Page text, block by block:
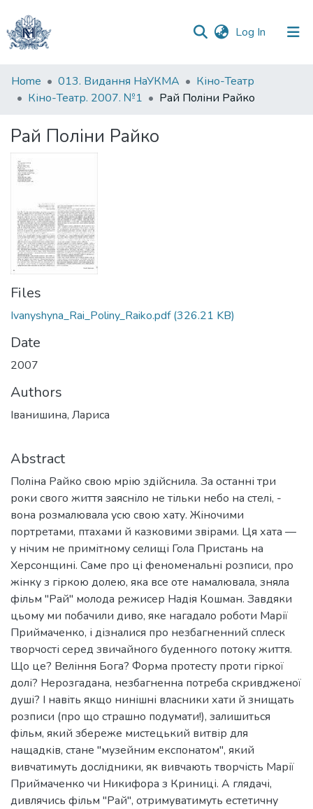
Log In (current)
Communities
&
All of DSpace
Statistics
Home 013. Видання НаУКМА
Кіно-Театр
Кіно-Театр. 2007. №1
Рай Поліни Райко
Рай Поліни Райко
Files
Ivanyshyna_Rai_Poliny_Raiko.pdf(326.21 KB)
Date
2007
Authors
Іванишина, Лариса
Abstract
Поліна Райко свою мрію здійснила. За останні три
роки свого життя заясніло не тільки небо на стелі, -
вона розмалювала усю свою хату. Жіночими
портретами, птахами й казковими звірами. Ця хата —
у нічим не примітному селищі Гола Пристань на
Херсонщині. Саме про ці феноменальні розписи, про
жінку з гіркою долею, яка все оте намалювала, зняла
фільм "Рай" молода режисер Надія Кошман. Завдяки
цьому ми побачили диво, яке нагадало роботи Марії
Приймаченко, і дізналися про незбагненний сплеск
творчості серед звичайного буденного потоку життя.
Що це? Веління Бога? Форма протесту проти гіркої
долі? Нерозгадана, незбагненна потреба скривдженої
душі? І навіть якщо нинішні власники хати й знищать
розписи (про що страшно подумати!), залишиться
фільм, який збереже мистецький витвір для
нащадків, стане "музейним експонатом", який
вивчатимуть дослідники, як вивчають творчість Марії
Приймаченко чи Никифора з Криниці. А глядачі,
дивлячись фільм "Рай", отримуватимуть естетичну